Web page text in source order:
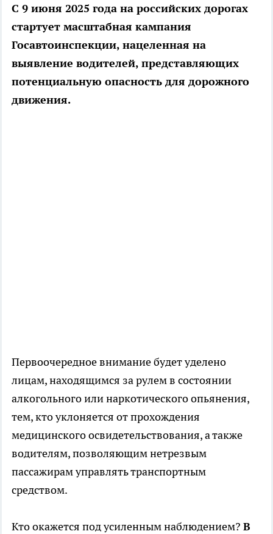
С 9 июня 2025 года на российских дорогах
стартует масштабная кампания
Госавтоинспекции, нацеленная на
выявление водителей, представляющих
потенциальную опасность для дорожного
движения.
Первоочередное внимание будет уделено
лицам, находящимся за рулем в состоянии
алкогольного или наркотического опьянения,
тем, кто уклоняется от прохождения
медицинского освидетельствования, а также
водителям, позволяющим нетрезвым
пассажирам управлять транспортным
средством.
Кто окажется под усиленным наблюдением? В